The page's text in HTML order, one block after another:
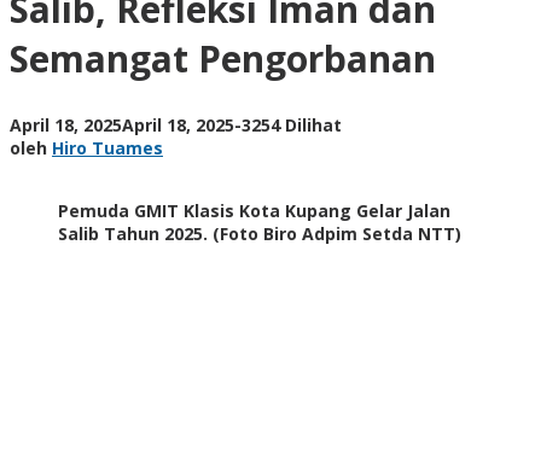
Iman
dan
Semangat
Pengorbanan
Semangat Pengorbanan
April 18, 2025April 18, 2025oleh
-3254 Dilihat
oleh Hiro Tuames
Pemuda GMIT Klasis Kota Kupang Gelar Jalan
Salib Tahun 2025. (Foto Biro Adpim Setda NTT)